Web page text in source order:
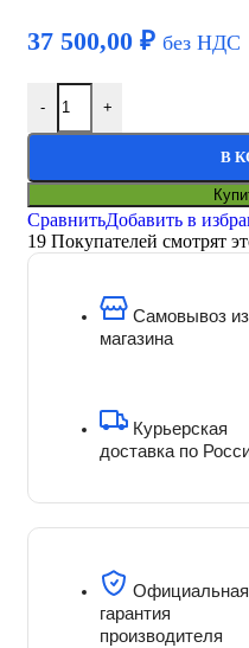
37 500,00 ₽ без НДС
- +
В
СравнитьДобавить в
19 Покупателей смотрят
Самовывоз из
магазина
Курьерская
доставка по
Официальная
гарантия
производителя